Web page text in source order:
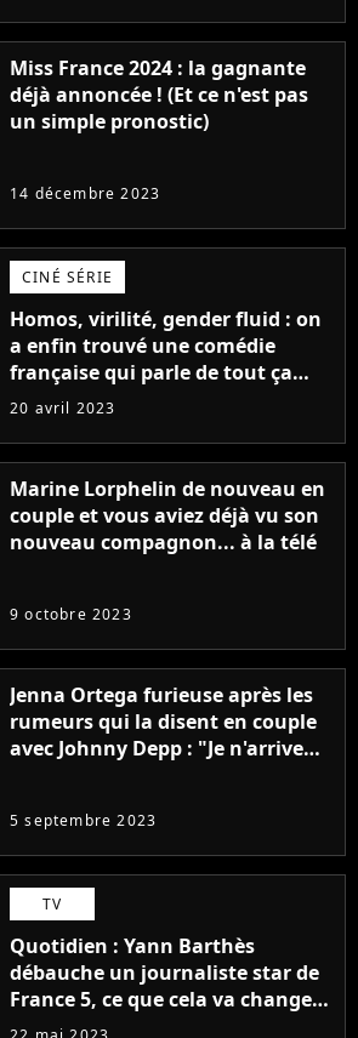
Miss France 2024 : la gagnante
déjà annoncée ! (Et ce n'est pas
un simple pronostic)
14 décembre 2023
CINÉ SÉRIE
Homos, virilité, gender fluid : on
a enfin trouvé une comédie
française qui parle de tout ça
sans être super ringarde
20 avril 2023
Marine Lorphelin de nouveau en
couple et vous aviez déjà vu son
nouveau compagnon... à la télé
9 octobre 2023
Jenna Ortega furieuse après les
rumeurs qui la disent en couple
avec Johnny Depp : "Je n'arrive
5 septembre 2023
TV
Quotidien : Yann Barthès
débauche un journaliste star de
France 5, ce que cela va changer
à la rentrée